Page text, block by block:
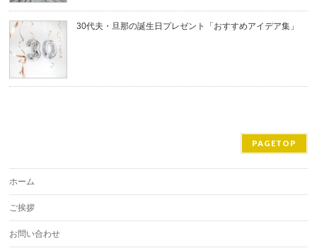
30代夫・旦那の誕生日プレゼント「おすすめアイデア集」
PAGETOP
ホーム
ご挨拶
お問い合わせ